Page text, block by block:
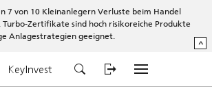
7 von 10 Kleinanlegern Verluste beim Handel
Zertifikate sind hoch risikoreiche Produkte
Anlagestrategien geeignet.
^
KeyInvest